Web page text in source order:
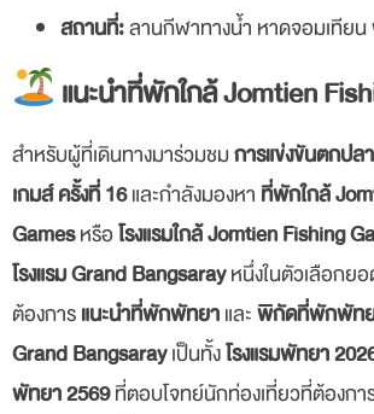
สถานที่:ลานกีฬาทางน้ำ หาดจอมเทีย
แนะนำที่พักใกล้ Jomtien
สำหรับผู้ที่เดินทางมาร่วมชมการแข่งขันตกปล
เกมส์ ครั้งที่ 16และกำลังมองหาที่พักใกล้
Gamesหรือโรงแรมใกล้ Jomtien Fishing
โรงแรม Grand Bangsarayหนึ่งในตัวเลือกย
ต้องการแนะนำที่พักพัทยาและพิกัดที่พักพัท
Grand Bangsarayเป็นทั้งโรงแรมพัทยา
พัทยา 2569ที่ตอบโจทย์นักท่องเที่ยวที่ต้องกา